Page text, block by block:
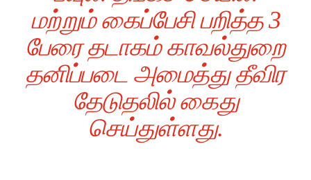
மற்றும் கைப்பேசி பறித்த 3
பேரை தடாகம் காவல்துறை
தனிப்படை அமைத்து தீவிர
தேடுதலில் கைது
செய்துள்ளது.